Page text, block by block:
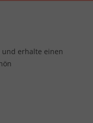
erhalte einen